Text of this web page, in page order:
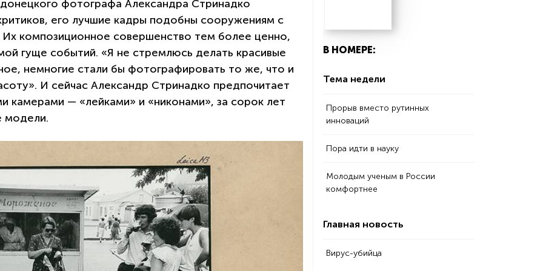
фотографа Александра Стринадко
его лучшие кадры подобны сооружениям с
Их композиционное совершенство тем более ценно,
гуще событий. «Я не стремлюсь делать красивые
немногие стали бы фотографировать то же, что и
И сейчас Александр Стринадко предпочитает
камерами — «лейками» и «никонами», за сорок лет
модели.
В НОМЕРЕ:
Тема недели
Прорыв вместо рутинных
инноваций
Пора идти в науку
Молодым ученым в России
комфортнее
Главная новость
Вирус-убийца